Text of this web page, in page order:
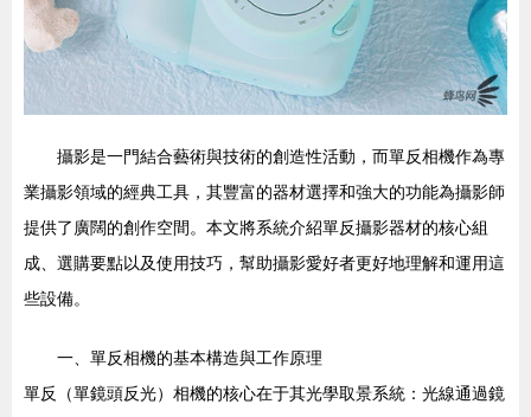
攝影是一門結合藝術與技術的創造性活動，而單反相機作為專
業攝影領域的經典工具，其豐富的器材選擇和強大的功能為攝影師
提供了廣闊的創作空間。本文將系統介紹單反攝影器材的核心組
成、選購要點以及使用技巧，幫助攝影愛好者更好地理解和運用這
些設備。
一、單反相機的基本構造與工作原理
單反（單鏡頭反光）相機的核心在于其光學取景系統：光線通過鏡